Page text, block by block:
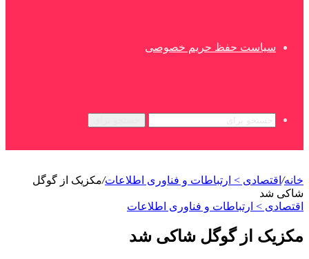
سیاست حفظ حریم خصوصی
خانه/ اقتصادی > ارتباطات و فناوری اطلاعات/مکزیک از گوگل
شاکی شد
اقتصادی > ارتباطات و فناوری اطلاعات
مکزیک از گوگل شاکی شد